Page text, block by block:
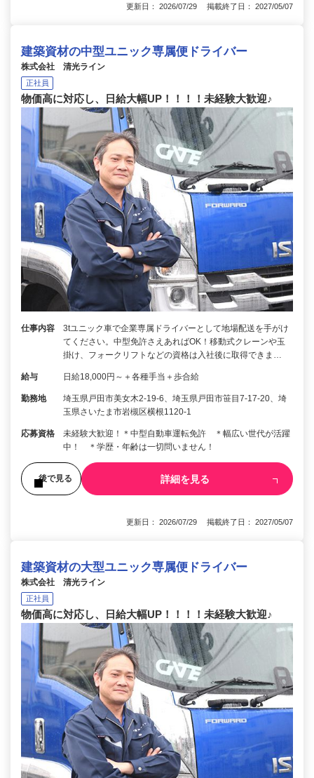
更新日： 2026/07/29 掲載終了日： 2027/05/07
建築資材の中型ユニック専属便ドライバー
株式会社 清光ライン
正社員
物価高に対応し、日給大幅UP！！！！未経験大歓迎♪
仕事内容
3tユニック車で企業専属ドライバーとして地場配送を手がけ
てください。中型免許さえあればOK！移動式クレーンや玉
掛け、フォークリフトなどの資格は入社後に取得できま…
給与 日給18,000円～＋各種手当＋歩合給
勤務地
埼玉県戸田市美女木2-19-6、埼玉県戸田市笹目7-17-20、埼
玉県さいたま市岩槻区横根1120-1
応募資格
未経験大歓迎！＊中型自動車運転免許 ＊幅広い世代が活躍
中！ ＊学歴・年齢は一切問いません！
後で見る 詳細を見る
更新日： 2026/07/29 掲載終了日： 2027/05/07
建築資材の大型ユニック専属便ドライバー
株式会社 清光ライン
正社員
物価高に対応し、日給大幅UP！！！！未経験大歓迎♪